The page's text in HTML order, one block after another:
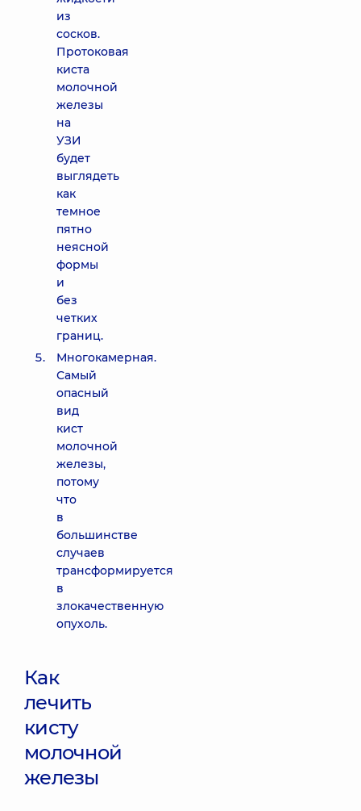
из
сосков.
Протоковая
киста
молочной
железы
на
УЗИ
будет
выглядеть
как
темное
пятно
неясной
формы
и
без
четких
границ.
Многокамерная.
Самый
опасный
вид
кист
молочной
железы,
потому
что
в
большинстве
случаев
трансформируется
в
злокачественную
опухоль.
Как
лечить
кисту
молочной
железы